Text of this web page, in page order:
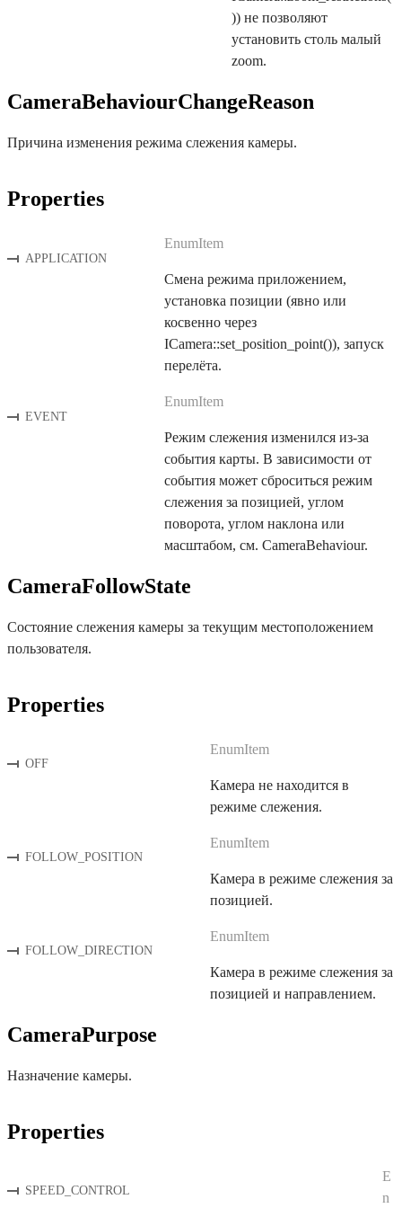
)) не позволяют
установить столь малый
zoom.
CameraBehaviourChangeReason
Причина изменения режима слежения камеры.
Properties
APPLICATION
EnumItem
Смена режима приложением,
установка позиции (явно или
косвенно через
ICamera::set_position_point()), запуск
перелёта.
EVENT
EnumItem
Режим слежения изменился из-за
события карты. В зависимости от
события может сброситься режим
слежения за позицией, углом
поворота, углом наклона или
масштабом, см. CameraBehaviour.
CameraFollowState
Состояние слежения камеры за текущим местоположением
пользователя.
Properties
OFF
EnumItem
Камера не находится в
режиме слежения.
FOLLOW_POSITION
EnumItem
Камера в режиме слежения за
позицией.
FOLLOW_DIRECTION
EnumItem
Камера в режиме слежения за
позицией и направлением.
CameraPurpose
Назначение камеры.
Properties
SPEED_CONTROL
E
n